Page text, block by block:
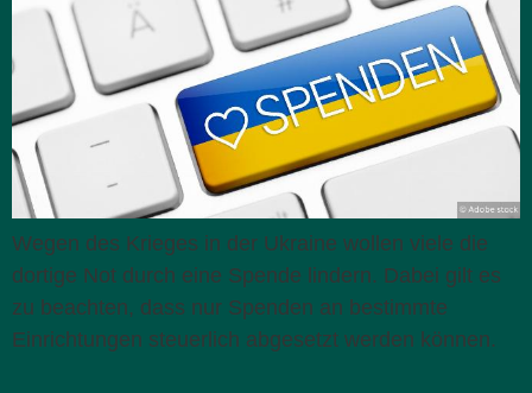
Wegen des Krieges in der Ukraine wollen viele die
dortige Not durch eine Spende lindern. Dabei gilt es
zu beachten, dass nur Spenden an bestimmte
Einrichtungen steuerlich abgesetzt werden können.